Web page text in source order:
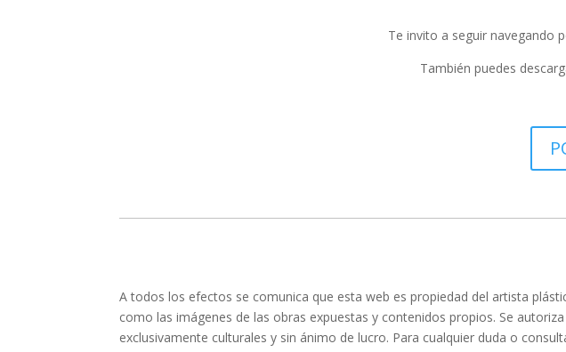
Te invito a seguir navegando
También puedes
A todos los efectos se comunica que esta web es propiedad del artista
como las imágenes de las obras expuestas y contenidos propios. Se
exclusivamente culturales y sin ánimo de lucro. Para cualquier duda o